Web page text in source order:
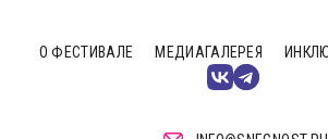
О ФЕСТИВАЛЕ МЕДИАГАЛЕРЕЯ